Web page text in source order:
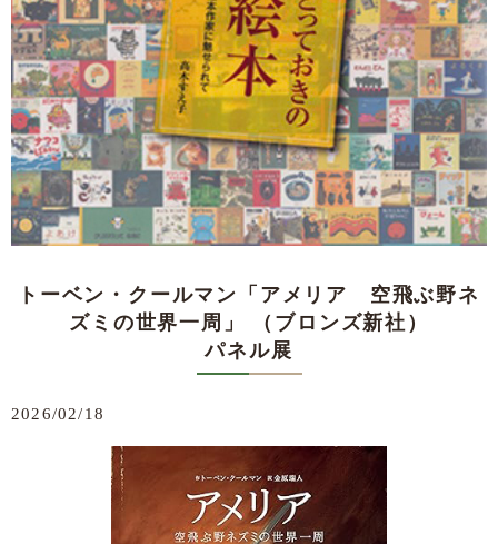
トーベン・クールマン「アメリア 空飛ぶ野ネ
ズミの世界一周」 （ブロンズ新社）
パネル展
2026/02/18